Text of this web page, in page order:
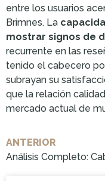
entre los usuarios
Brimnes. La
mostrar signos de
recurrente en las
tenido el cabecero
subrayan su
que la relación
mercado actual de
ANTERIOR